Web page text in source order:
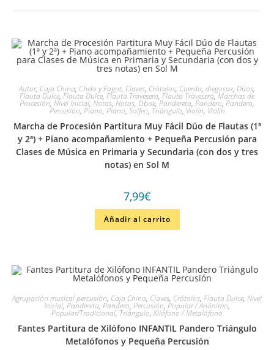
Autor, Caja China, Chelo y Fagot, Claves, Crótalos, Cuerda, diegosax, Dúos,
Flauta Dulce, Flauta Dulce, Flauta Travesera, Flauta Travesera,Marchas de
Procesión, Nivel Inicial, Notas, Notas, Oboe,Pandereta, Pandero, Pandero,
Percusión, Piano, Piano, Solfeo, Triángulo, Violín, Violín
Marcha de Procesión Partitura Muy Fácil Dúo de Flautas (1ª
y 2ª) + Piano acompañamiento + Pequeña Percusión para
Clases de Música en Primaria y Secundaria (con dos y tres
notas) en Sol M
7,99€
Añadir al carrito
Agrupación musical percusión, Caja China, Claves, Crótalos, Flauta Dulce, Nivel
Inicial, Pandereta, Pandero, Percusión, Popular / Anónimo,
Popular/Tradicional, Triángulo,Xilófono / Metalófono
Fantes Partitura de Xilófono INFANTIL Pandero Triángulo
Metalófonos y Pequeña Percusión